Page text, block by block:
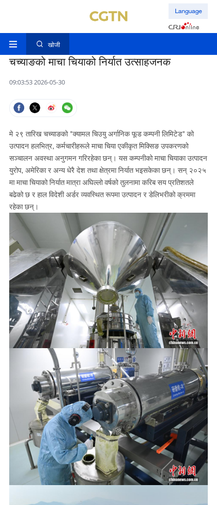
Language
खोजी
चच्याङको माचा चियाको निर्यात उत्साहजनक
09:03:53 2026-05-30
मे २९ तारिख चच्याङको "क्यामल चिउयु अर्गानिक फूड कम्पनी लिमिटेड" को
उत्पादन हलभित्र, कर्मचारीहरूले माचा चिया एकीकृत मिक्सिङ उपकरणको
सञ्चालन अवस्था अनुगमन गरिरहेका छन्। यस कम्पनीको माचा चियाका उत्पादन
युरोप, अमेरिका र अन्य धेरै देश तथा क्षेत्रमा निर्यात भइसकेका छन्। सन् २०२५
मा माचा चियाको निर्यात मात्रा अघिल्लो वर्षको तुलनामा करिब सय प्रतिशतले
बढेको छ र हाल विदेशी अर्डर व्यवस्थित रूपमा उत्पादन र डेलिभरीको क्रममा
रहेका छन्।